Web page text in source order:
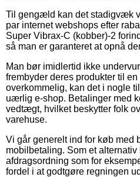
Til gengæld kan det stadigvæk
par internet webshops efter
Super Vibrax-C (kobber)-2
så man er garanteret at opnå
Man bør imidlertid ikke
frembyder deres produkter til
overkommelig, kan det i nogle
uærlig e-shop. Betalinger med
vedtægt, hvilket beskytter folk
varehuse.
Vi går generelt ind for køb med
mobilbetaling. Som et
afdragsordning som for
fordel i at godtgøre regningen